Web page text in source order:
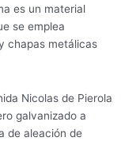
es un material
se emplea
chapas metálicas
Nicolas de Pierola
galvanizado a
de aleación de